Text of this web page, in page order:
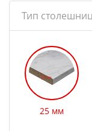
Тип
25 мм